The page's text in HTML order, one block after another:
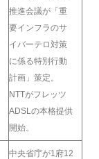
推進会議が「重
要インフラのサ
イバーテロ対策
に係る特別行動
計画」策定。
NTTがフレッツ
ADSLの本格提供
開始。
中央省庁が1府12